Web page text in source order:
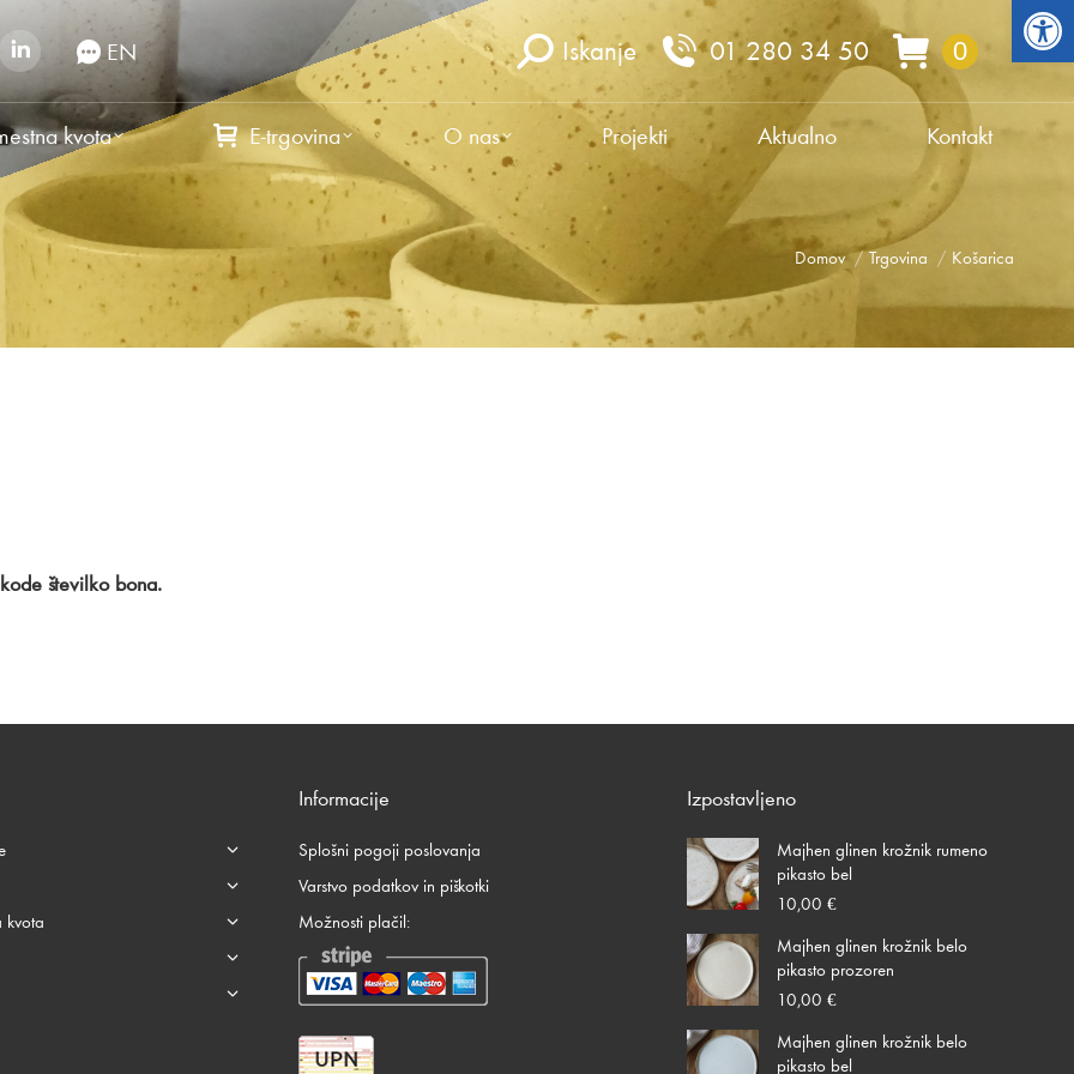
EN Iskanje 01 280 34 50 0
kvota E-trgovina O nas Projekti Aktualno Kontakt
Domov Trgovina Košarica
številko bona.
kvota
Informacije
Splošni pogoji poslovanja
Varstvo podatkov in piškotki
Možnosti plačil:
Izpostavljeno
Majhen glinen krožnik rumeno
pikasto bel
10,00 €
Majhen glinen krožnik belo
pikasto prozoren
10,00 €
Majhen glinen krožnik belo
pikasto bel